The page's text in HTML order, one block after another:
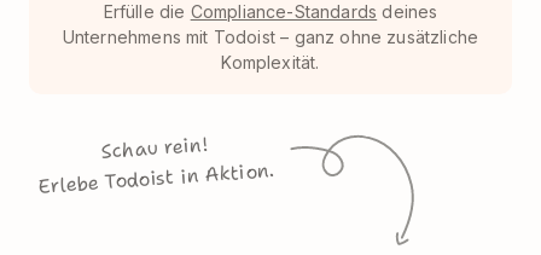
Erfülle die Compliance-Standards deines
Unternehmens mit Todoist – ganz ohne zusätzliche
Komplexität.
Schau rein!
Erlebe Todoist in Aktion.